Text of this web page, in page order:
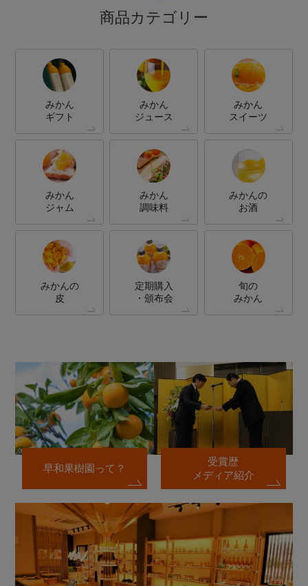
商品カテゴリー
みかん
ギフト
みかん
ジュース
みかん
スイーツ
みかん
ジャム
みかん
調味料
みかんの
お酒
みかんの
皮
定期購入
・頒布会
旬の
みかん
早和果樹園って？
受賞歴
メディア紹介